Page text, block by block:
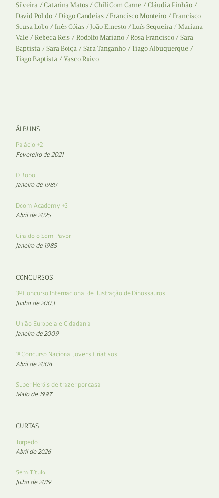
Silveira
Catarina Matos Chili Com Carne
Cláudia Pinhão
David Polido
Diogo Candeias Francisco Monteiro
Francisco
Sousa Lobo
Inês Cóias João Ernesto Luís Sequeira
Mariana
Vale
Rebeca Reis Rodolfo Mariano Rosa Francisco
Sara
Baptista
Sara Boiça Sara Tanganho
Tiago Albuquerque
Tiago Baptista
Vasco Ruivo
ÁLBUNS
Palácio #2
Fevereiro de 2021
O Bobo
Janeiro de 1989
Doom Academy #3
Abril de 2025
Giraldo o Sem Pavor
Janeiro de 1985
CONCURSOS
3º Concurso Internacional de Ilustração de Dinossauros
Junho de 2003
União Europeia e Cidadania
Janeiro de 2009
1º Concurso Nacional Jovens Criativos
Abril de 2008
Super Heróis de trazer por casa
Maio de 1997
CURTAS
Torpedo
Abril de 2026
Sem Título
Julho de 2019